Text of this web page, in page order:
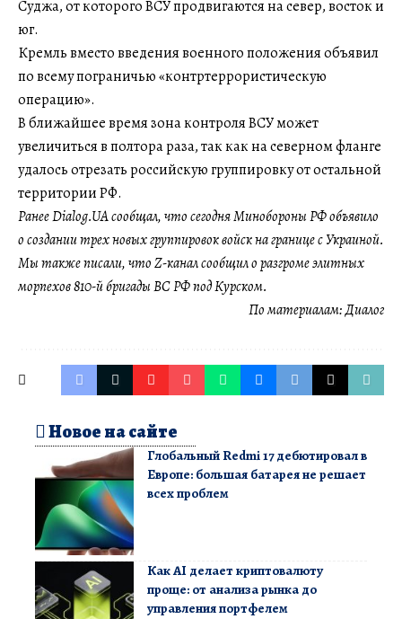
Суджа, от которого ВСУ продвигаются на север, восток и
юг.
Кремль вместо введения военного положения объявил
по всему пограничью «контртеррористическую
операцию».
В ближайшее время зона контроля ВСУ может
увеличиться в полтора раза, так как на северном фланге
удалось отрезать российскую группировку от остальной
территории РФ.
Ранее Dialog.UA сообщал, что сегодня Минобороны РФ объявило
о создании трех новых группировок войск на границе с Украиной.
Мы также писали, что Z-канал сообщил о разгроме элитных
морпехов 810-й бригады ВС РФ под Курском.
По материалам:Диалог
Новое на сайте
Глобальный Redmi 17 дебютировал в
Европе: большая батарея не решает
всех проблем
Как AI делает криптовалюту
проще: от анализа рынка до
управления портфелем